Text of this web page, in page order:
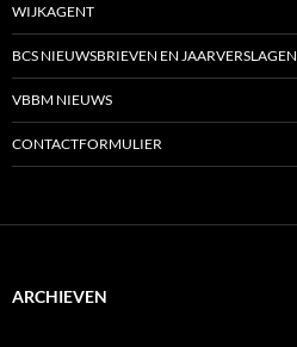
WIJKAGENT
BCS NIEUWSBRIEVEN EN JAARVERSLAGEN
VBBM NIEUWS
CONTACTFORMULIER
ARCHIEVEN